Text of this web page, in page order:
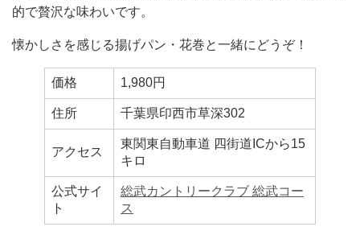
的で贅沢な味わいです。
懐かしさを感じる揚げパン・花巻と一緒にどうぞ！
価格 1,980円
住所 千葉県印西市草深302
アクセス
東関東自動車道 四街道ICから15
キロ
公式サイ
ト
総武カントリークラブ 総武コー
ス